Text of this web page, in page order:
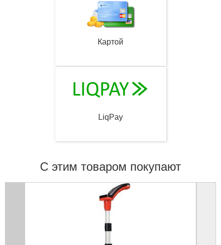
Картой
LiqPay
С этим товаром покупают